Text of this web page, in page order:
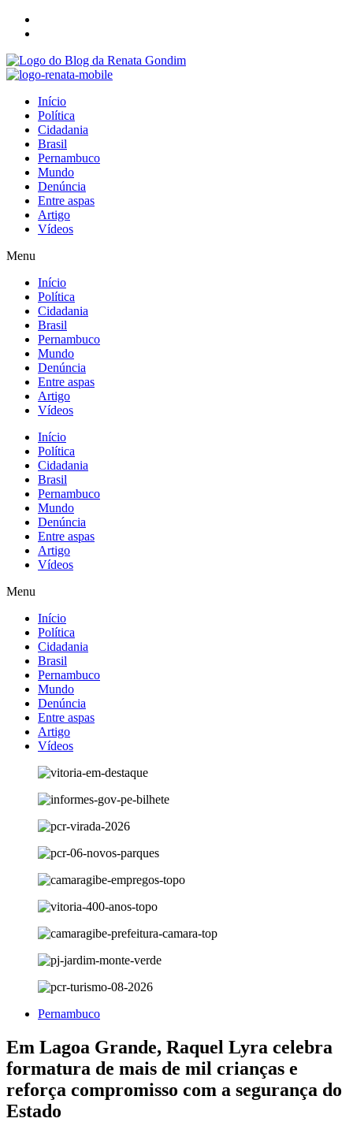
Início
Política
Cidadania
Brasil
Pernambuco
Mundo
Denúncia
Entre aspas
Artigo
Vídeos
Menu
Início
Política
Cidadania
Brasil
Pernambuco
Mundo
Denúncia
Entre aspas
Artigo
Vídeos
Início
Política
Cidadania
Brasil
Pernambuco
Mundo
Denúncia
Entre aspas
Artigo
Vídeos
Menu
Início
Política
Cidadania
Brasil
Pernambuco
Mundo
Denúncia
Entre aspas
Artigo
Vídeos
Pernambuco
Em Lagoa Grande, Raquel Lyra celebra
formatura de mais de mil crianças e
reforça compromisso com a segurança do
Estado